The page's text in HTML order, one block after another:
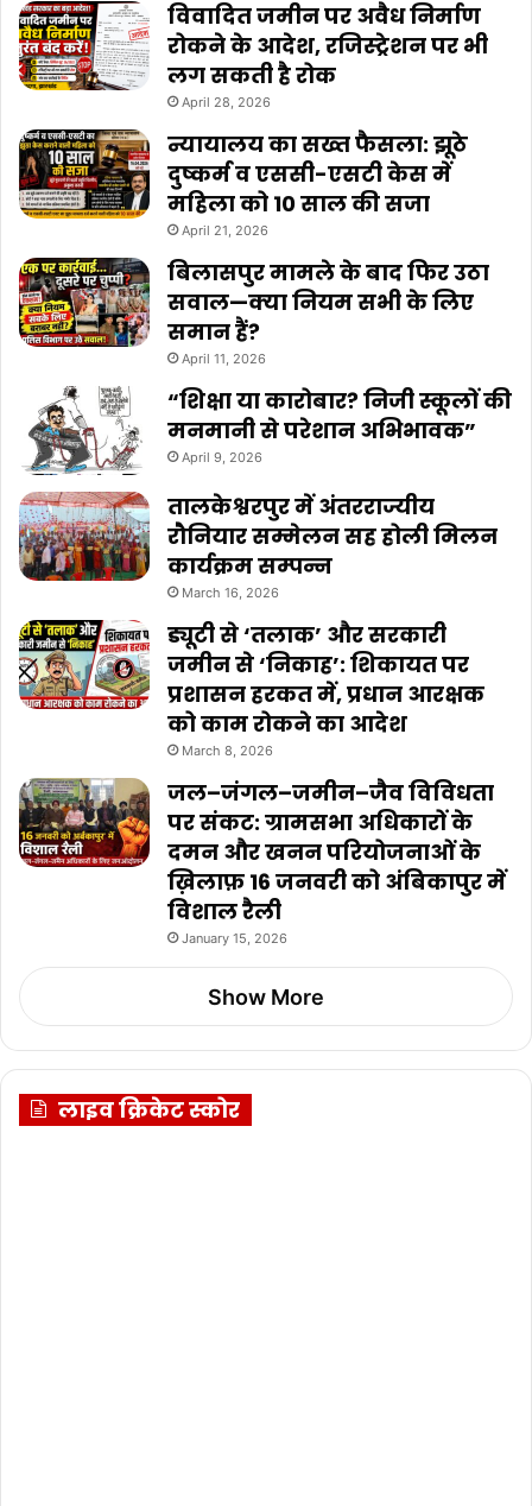
विवादित जमीन पर अवैध निर्माण
रोकने के आदेश, रजिस्ट्रेशन पर भी
लग सकती है रोक
April 28, 2026
न्यायालय का सख्त फैसला: झूठे
दुष्कर्म व एससी-एसटी केस में
महिला को 10 साल की सजा
April 21, 2026
बिलासपुर मामले के बाद फिर उठा
सवाल—क्या नियम सभी के लिए
समान हैं?
April 11, 2026
“शिक्षा या कारोबार? निजी स्कूलों की
मनमानी से परेशान अभिभावक”
April 9, 2026
तालकेश्वरपुर में अंतरराज्यीय
रौनियार सम्मेलन सह होली मिलन
कार्यक्रम सम्पन्न
March 16, 2026
ड्यूटी से ‘तलाक’ और सरकारी
जमीन से ‘निकाह’: शिकायत पर
प्रशासन हरकत में, प्रधान आरक्षक
को काम रोकने का आदेश
March 8, 2026
जल–जंगल–जमीन–जैव विविधता
पर संकट: ग्रामसभा अधिकारों के
दमन और खनन परियोजनाओं के
ख़िलाफ़ 16 जनवरी को अंबिकापुर में
विशाल रैली
January 15, 2026
Show More
लाइव क्रिकेट स्कोर